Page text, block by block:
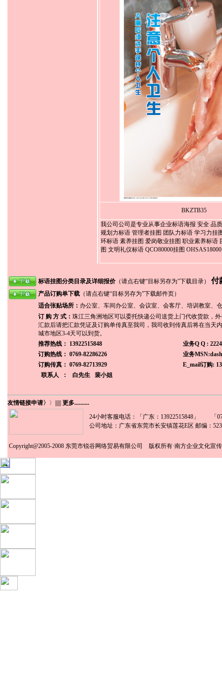
BKZTB35
我公司公司是专业从事企业标语海报 安全 品
规划力标语 管理者挂图 团队力标语 学习力挂
环标语 素养挂图 爱岗敬业挂图 职业素养标语
图 文明礼仪标语 QCO80000挂图
标语挂图分类目录及详细报价（请点右键“目标另存为”下载目录） 付
产品订购单下载 （请点右键“目标另存为”下载邮件页）
适合张贴场所： 办公室、车间办公室、会议室、会客厅、培训教室、
订 购 方 式： 珠江三角洲地区可以委托快递公司送货上门代收货款，
汇款后请把汇款凭证及订购单传真至我司，我司收到传真后将在当天
城市地区3-4天可以到货。
推荐热线： 13922515848
业务Q Q :
订购热线： 0769-82286226
业务
订购传真： 0769-82713929
E_mail订购:
联系人 ：
白先生 裴小姐
友情链接申请〉 〉
更多..........
24小时客服电话：「广东：13922515848」 「
公司地址：广东省东莞市长安镇莲花E区 邮编：
Copyright@2005-2008 东莞市锐谷网络贸易有限公司 版权所有·南方企业文化宣